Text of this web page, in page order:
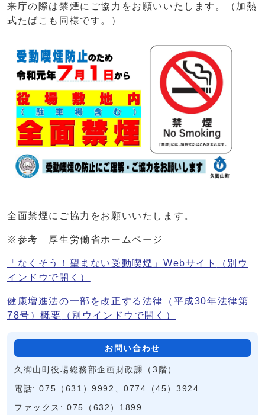
来庁の際は禁煙にご協力をお願いいたします。（加熱
式たばこも同様です。）
全面禁煙にご協力をお願いいたします。
※参考 厚生労働省ホームページ
「なくそう！望まない受動喫煙」Webサイト
（別ウ
インドウで開く）
健康増進法の一部を改正する法律（平成30年法律第
78号）概要 （別ウインドウで開く）
お問い合わせ
久御山町役場総務部企画財政課（3階）
電話: 075（631）9992、0774（45）3924
ファックス: 075（632）1899